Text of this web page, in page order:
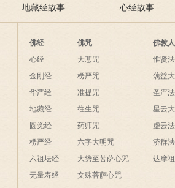
地藏经故事 心经故事
佛经
心经
金刚经
华严经
地藏经
圆觉经
楞严经
六祖坛经
无量寿经
佛咒
大悲咒
楞严咒
准提咒
往生咒
药师咒
六字大明咒
大势至菩萨心咒
文殊菩萨心咒
佛教
惟贤
蕅益
圣严
星云
虚云
济群
达摩